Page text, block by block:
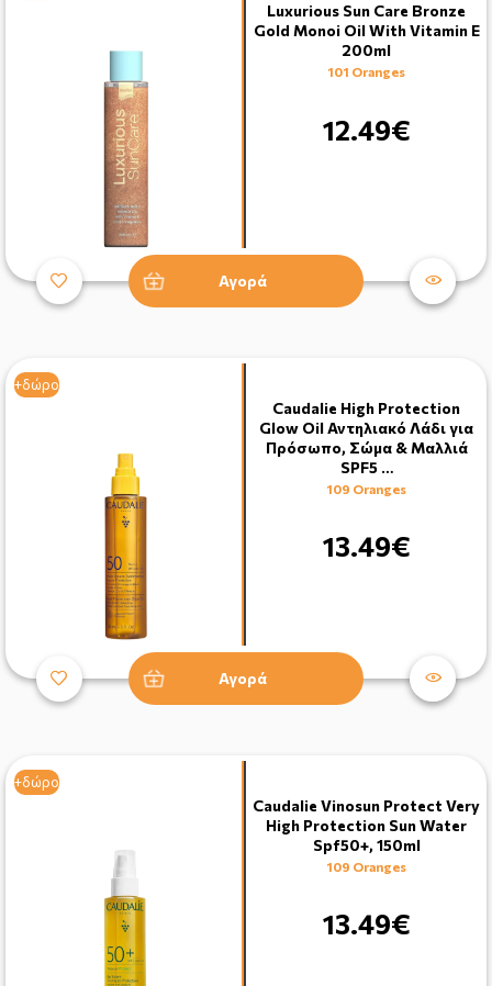
Luxurious Sun Care Bronze
Gold Monoi Oil With Vitamin E
200ml
101 Oranges
12.49€
Αγορά
+δώρο
Caudalie High Protection
Glow Oil Αντηλιακό Λάδι για
Πρόσωπο, Σώμα & Μαλλιά
SPF5 …
109 Oranges
13.49€
Αγορά
+δώρο
Caudalie Vinosun Protect Very
High Protection Sun Water
Spf50+, 150ml
109 Oranges
13.49€